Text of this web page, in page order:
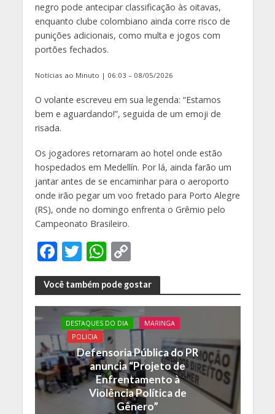
negro pode antecipar classificação às oitavas,
enquanto clube colombiano ainda corre risco de
punições adicionais, como multa e jogos com
portões fechados.
Notícias ao Minuto | 06:03 – 08/05/2026
O volante escreveu em sua legenda: “Estamos
bem e aguardando!”, seguida de um emoji de
risada.
Os jogadores retornaram ao hotel onde estão
hospedados em Medellín. Por lá, ainda farão um
jantar antes de se encaminhar para o aeroporto
onde irão pegar um voo fretado para Porto Alegre
(RS), onde no domingo enfrenta o Grêmio pelo
Campeonato Brasileiro.
F
ac
e
b
o
o
k
T
w
itt
er
W
h
at
s
A
p
p
C
o
p
y
Li
n
k
Você também pode gostar
DESTAQUES DO DIA
MARINGA
POLICIA
Defensoria Pública do PR
anuncia “Projeto de
Enfrentamento à
Violência Política de
Gênero”